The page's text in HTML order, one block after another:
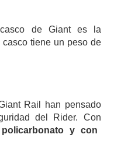
de Giant es la
tiene un peso de
Rail han pensado
del Rider. Con
y con